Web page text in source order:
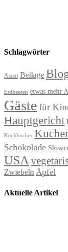
Schlagwörter
Asien Beilage
Erdbeeren etwas mehr
Gäste für
Hauptgericht
Kochbücher
Schokolade
USA
Zwiebeln Äpfel
Aktuelle Artikel